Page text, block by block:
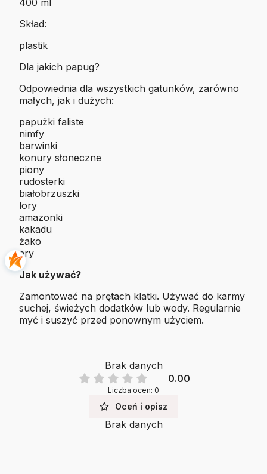
400 ml
Skład:
plastik
Dla jakich papug?
Odpowiednia dla wszystkich gatunków, zarówno
małych, jak i dużych:
papużki faliste
nimfy
barwinki
konury słoneczne
piony
rudosterki
białobrzuszki
lory
amazonki
kakadu
żako
ary
Jak używać?
Zamontować na prętach klatki. Używać do karmy
suchej, świeżych dodatków lub wody. Regularnie
myć i suszyć przed ponownym użyciem.
Brak danych
0.00
Liczba ocen: 0
Oceń i opisz
Brak danych